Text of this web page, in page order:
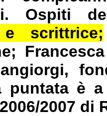
Ospiti
scrittrice;
puntata è
2007 di